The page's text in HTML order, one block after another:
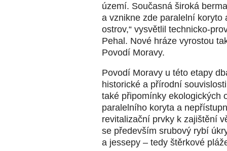
území. Současná široká
a vznikne zde paralelní koryto
ostrov,“ vysvětlil technicko-
Pehal. Nové hráze vyrostou
Povodí Moravy.
Povodí Moravy u této etapy
historické a přírodní
také připomínky ekologických
paralelního koryta a
revitalizační prvky k zajištění
se především srubový rybí
a jessepy – tedy štěrkové